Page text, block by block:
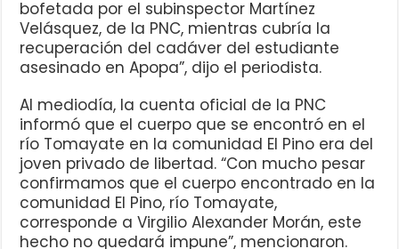
bofetada por el subinspector Martínez
Velásquez, de la PNC, mientras cubría la
recuperación del cadáver del estudiante
asesinado en Apopa”, dijo el periodista.
Al mediodía, la cuenta oficial de la PNC
informó que el cuerpo que se encontró en el
río Tomayate en la comunidad El Pino era del
joven privado de libertad. “Con mucho pesar
confirmamos que el cuerpo encontrado en la
comunidad El Pino, río Tomayate,
corresponde a Virgilio Alexander Morán, este
hecho no quedará impune”, mencionaron.